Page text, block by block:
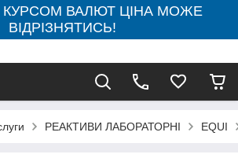
КУРСОМ ВАЛЮТ ЦІНА МОЖЕ
ВІДРІЗНЯТИСЬ!
РЕАКТИВИ ЛАБОРАТОРНІ EQUI